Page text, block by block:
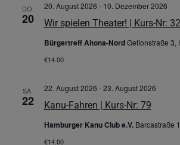
DO.
20 Wir spielen Theater! | Kurs-Nr:
20. August 2026 - 10. Dezember 2026
Bürgertreff Altona-NordGefionstraße 3,
€14.00
SA.
22 Kanu-Fahren | Kurs-Nr: 79
22. August 2026 -23. August 2026
Hamburger Kanu Club e.V. Barcastraße
€14.00